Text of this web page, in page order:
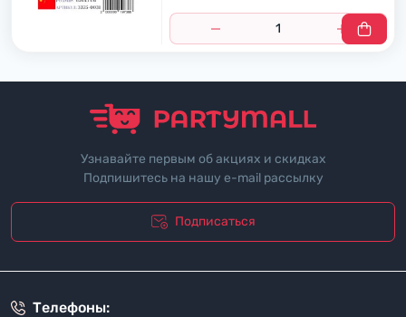
Узнавайте первым об акциях и скидках
Подпишитесь на нашу e-mail рассылку
Подписаться
Телефоны: